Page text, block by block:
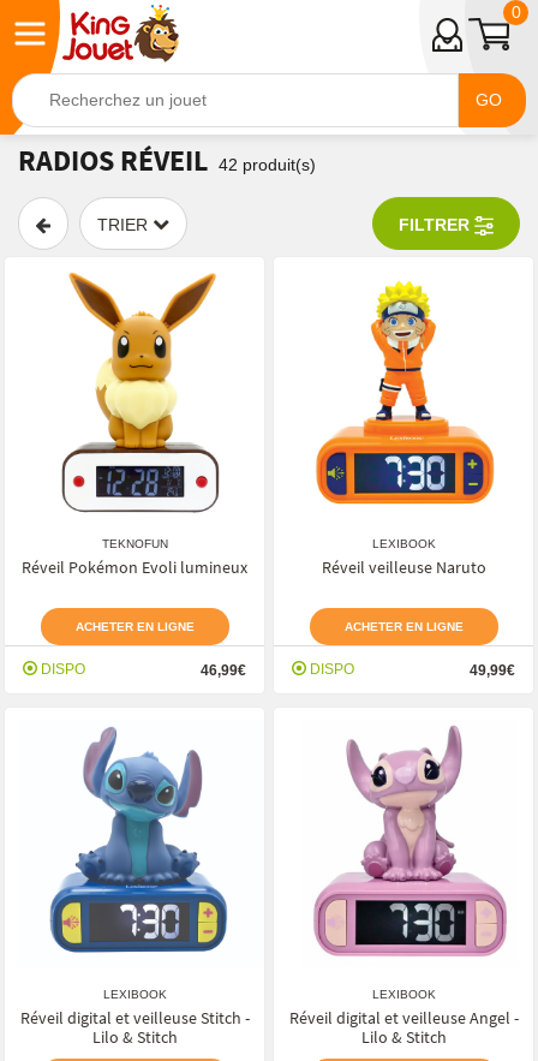
GO
0
RADIOS RÉVEIL 42 produit(s)
TRIER FILTRER
TEKNOFUN
Réveil Pokémon Evoli lumineux
ACHETER EN LIGNE
DISPO 46,99€
LEXIBOOK
Réveil veilleuse Naruto
ACHETER EN LIGNE
DISPO 49,99€
LEXIBOOK
Réveil digital et veilleuse Stitch -
Lilo & Stitch
LEXIBOOK
Réveil digital et veilleuse Angel -
Lilo & Stitch